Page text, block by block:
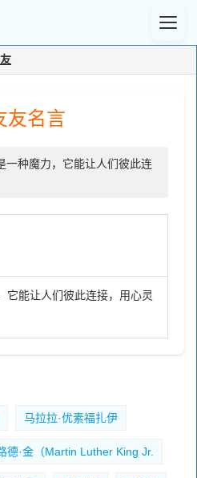
友名言
一种魔力，它能让人们彼此连
它能让人们彼此连接，用心灵
马拉拉·优素福扎伊
德·金（Martin Luther King Jr.